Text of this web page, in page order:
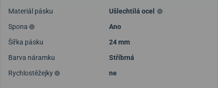
Materiál pásku
Ušlechtilá ocel
Spona
Ano
Šířka pásku
24 mm
Barva náramku
Stříbrná
Rychlostěžejky
ne